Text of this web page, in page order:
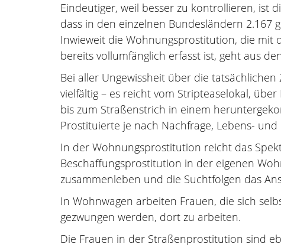
Eindeutiger, weil besser zu kontrollieren, ist
dass in den einzelnen Bundesländern 2.167
Inwieweit die Wohnungsprostitution, die mit
bereits vollumfänglich erfasst ist, geht aus
Bei aller Ungewissheit über die
vielfältig – es reicht vom Stripteaselokal,
bis zum Straßenstrich in einem
Prostituierte je nach Nachfrage, Lebens-
In der Wohnungsprostitution reicht das
Beschaffungsprostitution in der eigenen
zusammenleben und die Suchtfolgen das
In Wohnwagen arbeiten Frauen, die sich
gezwungen werden, dort zu arbeiten.
Die Frauen in der Straßenprostitution sind